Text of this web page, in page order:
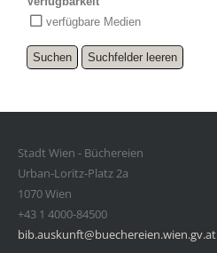
verfügbare Medien
Stadt Wien - Büchereien
Urban-Loritz-Platz 2a
1070 Wien
+43 1 4000-84500
bib.auskunft@buechereien.wien.gv.at